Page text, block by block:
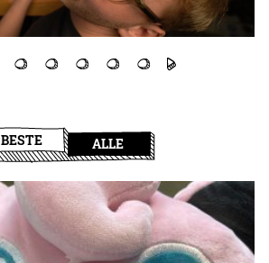
BESTE ALLE